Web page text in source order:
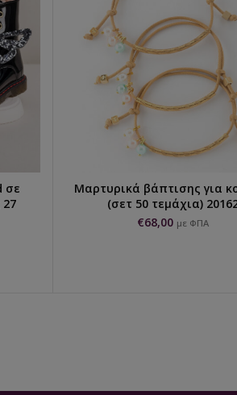
σε
ΠΡΟΣΘΉΚΗ ΣΤΟ ΚΑΛΆΘΙ
Μαρτυρικά βάπτισης για
(σετ 50 τεμάχια)
€68,00 με ΦΠΑ